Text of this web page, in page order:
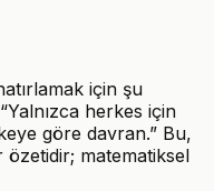
için şu
herkes için
göre davran.” Bu,
özetidir; matematiksel